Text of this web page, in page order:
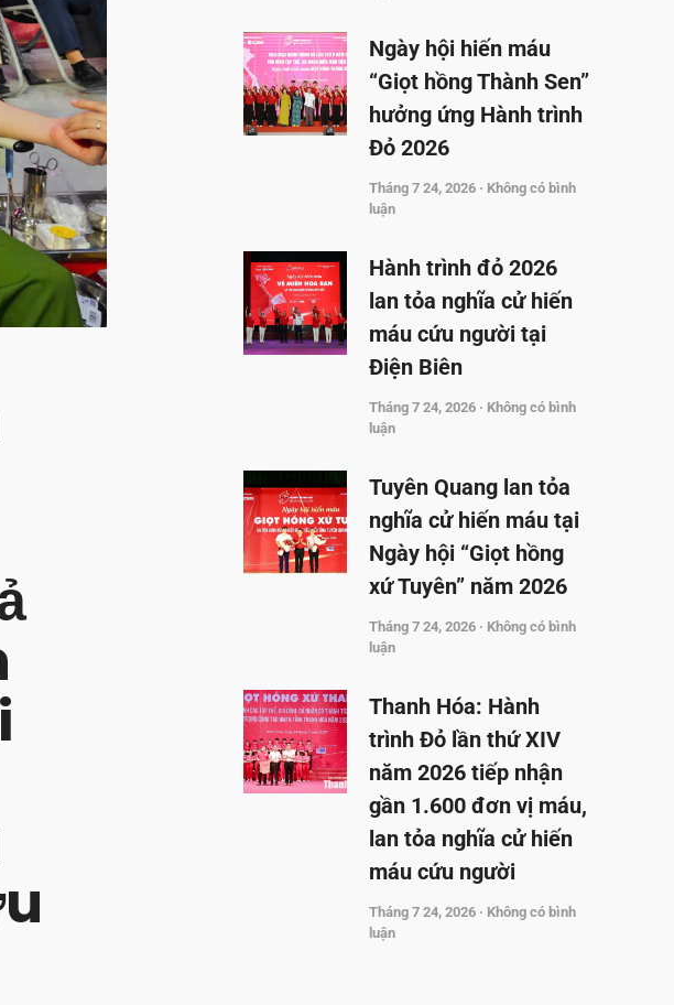
Ngày hội hiến máu
“Giọt hồng Thành Sen”
hưởng ứng Hành trình
Đỏ 2026
Tháng 7 24, 2026
Không có bình
luận
Hành trình đỏ 2026
lan tỏa nghĩa cử hiến
máu cứu người tại
Điện Biên
Tháng 7 24, 2026
Không có bình
luận
Tuyên Quang lan tỏa
nghĩa cử hiến máu tại
Ngày hội “Giọt hồng
xứ Tuyên” năm 2026
Tháng 7 24, 2026
Không có bình
luận
Thanh Hóa: Hành
trình Đỏ lần thứ XIV
năm 2026 tiếp nhận
gần 1.600 đơn vị máu,
lan tỏa nghĩa cử hiến
máu cứu người
Tháng 7 24, 2026
Không có bình
luận